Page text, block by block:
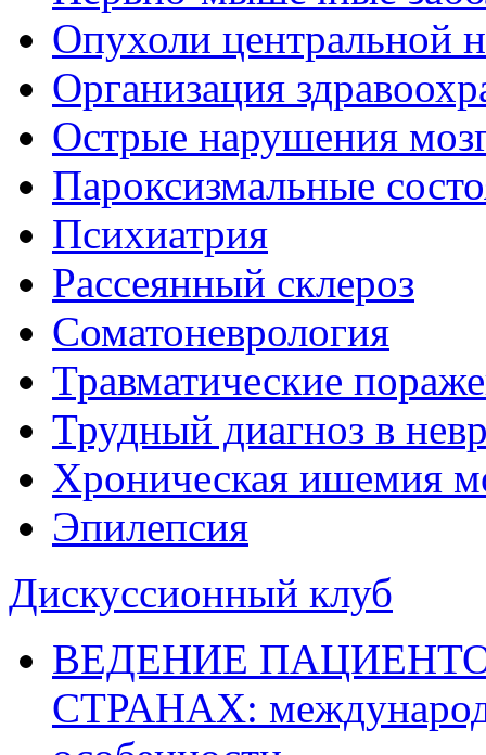
Опухоли центральной
Организация
Острые нарушения
Пароксизмальные
Психиатрия
Рассеянный склероз
Соматоневрология
Травматические
Трудный диагноз в
Хроническая ишемия
Эпилепсия
Дискуссионный клуб
ВЕДЕНИЕ
СТРАНАХ: